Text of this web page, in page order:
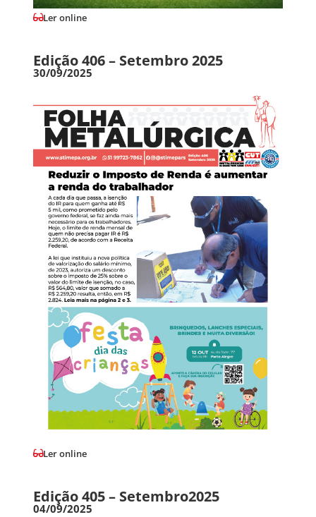
Ler online
Edição 406 – Setembro 2025
30/09/2025
Ler online
Edição 405 – Setembro2025
04/09/2025